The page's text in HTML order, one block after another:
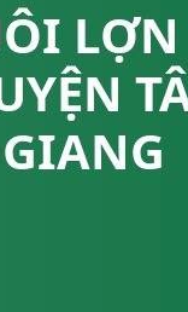
GIANG